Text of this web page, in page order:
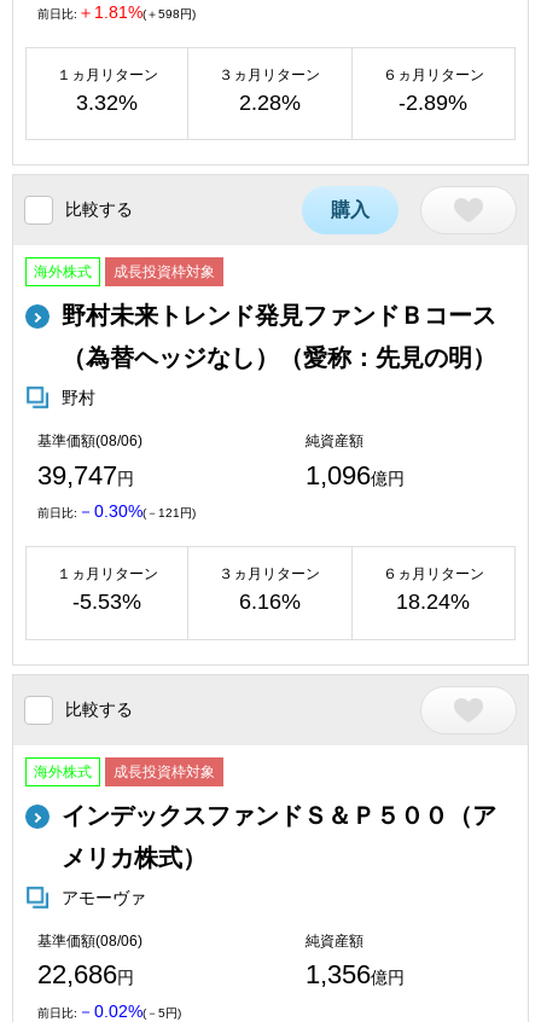
前日比: ＋1.81%(＋598円)
１ヵ月リターン
3.32%
３ヵ月リターン
2.28%
６ヵ月リターン
-2.89%
比較する 購入
海外株式 成長投資枠対象
野村未来トレンド発見ファンドＢコース
（為替ヘッジなし）（愛称：先見の明）
野村
基準価額(08/06)
39,747円
純資産額
1,096億円
前日比: －0.30%(－121円)
１ヵ月リターン
-5.53%
３ヵ月リターン
6.16%
６ヵ月リターン
18.24%
比較する
海外株式 成長投資枠対象
インデックスファンドＳ＆Ｐ５００（ア
メリカ株式）
アモーヴァ
基準価額(08/06)
22,686円
純資産額
1,356億円
前日比: －0.02%(－5円)